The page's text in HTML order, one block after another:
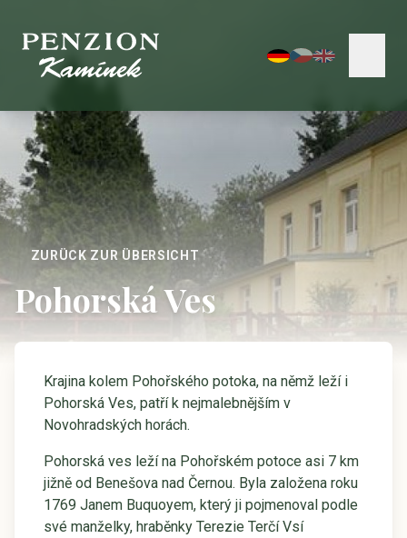
ZURÜCK ZUR ÜBERSICHT
Pohorská Ves
Krajina kolem Pohořského potoka, na němž leží i
Pohorská Ves, patří k nejmalebnějším v
Novohradských horách.
Pohorská ves leží na Pohořském potoce asi 7 km
jižně od Benešova nad Černou. Byla založena roku
1769 Janem Buquoyem, který ji pojmenoval podle
své manželky, hraběnky Terezie Terčí Vsí